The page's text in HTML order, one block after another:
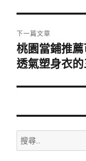
覽
文
章:
下一篇文章
下
一
文
桃園當鋪推
透氣塑身衣
搜
尋